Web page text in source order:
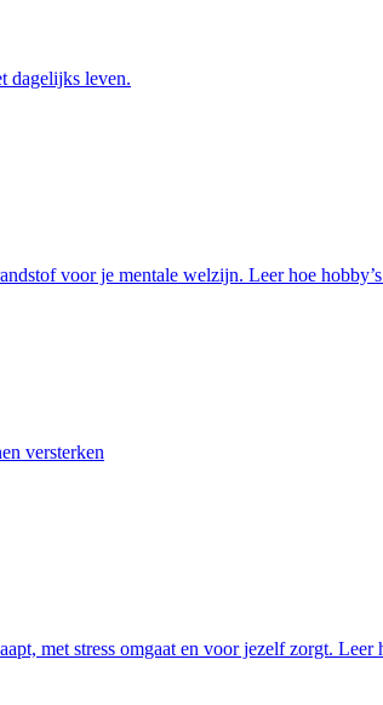
dagelijks leven.
voor je mentale welzijn. Leer hoe
versterken
met stress omgaat en voor jezelf zorgt.